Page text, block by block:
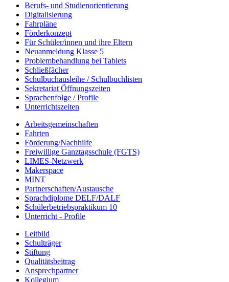
Berufs- und Studienorientierung
Digitalisierung
Fahrpläne
Förderkonzept
Für Schüler/innen und ihre Eltern
Neuanmeldung Klasse 5
Problembehandlung bei Tablets
Schließfächer
Schulbuchausleihe / Schulbuchlisten
Sekretariat Öffnungszeiten
Sprachenfolge / Profile
Unterrichtszeiten
Arbeitsgemeinschaften
Fahrten
Förderung/Nachhilfe
Freiwillige Ganztagsschule (FGTS)
LIMES-Netzwerk
Makerspace
MINT
Partnerschaften/Austausche
Sprachdiplome DELF/DALF
Schülerbetriebspraktikum 10
Unterricht - Profile
Leitbild
Schulträger
Stiftung
Qualitätsbeitrag
Ansprechpartner
Kollegium